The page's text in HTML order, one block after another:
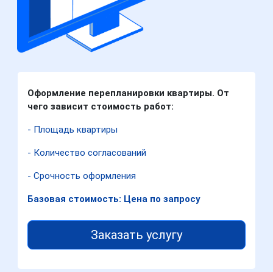
Оформление перепланировки квартиры. От
чего зависит стоимость работ:
- Площадь квартиры
- Количество согласований
- Срочность оформления
Базовая стоимость: Цена по запросу
Заказать услугу